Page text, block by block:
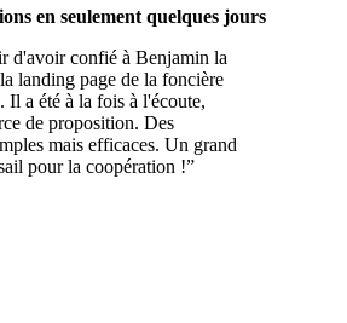
en seulement quelques jours
d'avoir confié à Benjamin la
landing page de la foncière
Il a été à la fois à l'écoute,
de proposition. Des
mais efficaces. Un grand
pour la coopération !”